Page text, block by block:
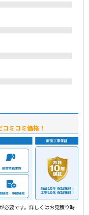
ミコミ価格！
必要です。詳しくはお見積り時